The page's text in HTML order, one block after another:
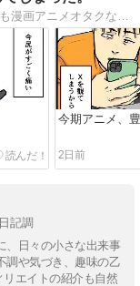
今期アニメ、
2日前
記調
、日々の小さな出来事
調や気づき、趣味の乙
エイトの紹介も自然